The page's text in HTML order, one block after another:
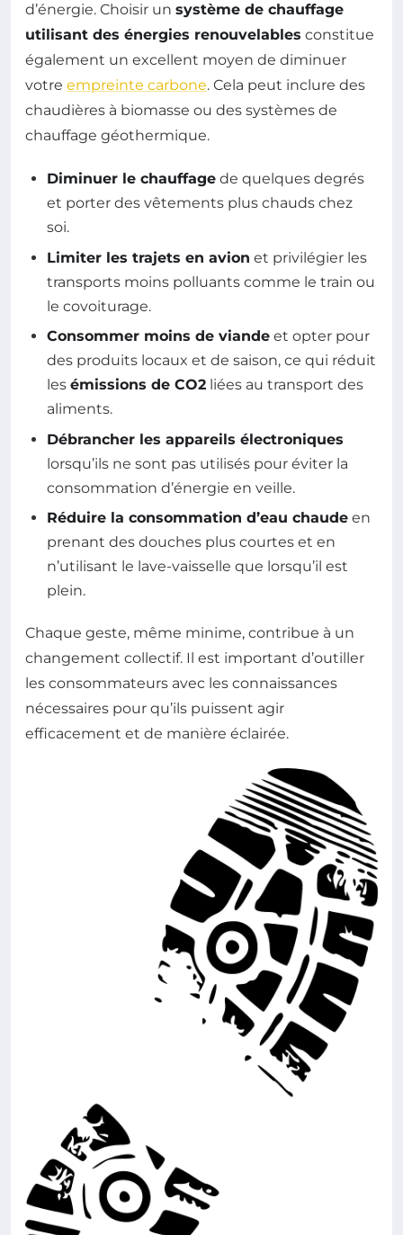
d’énergie. Choisir un système de chauffage
utilisant des énergies renouvelables constitue
également un excellent moyen de diminuer
votre empreinte carbone. Cela peut inclure des
chaudières à biomasse ou des systèmes de
chauffage géothermique.
Diminuer le chauffage de quelques degrés
et porter des vêtements plus chauds chez
soi.
Limiter les trajets en avion et privilégier les
transports moins polluants comme le train ou
le covoiturage.
Consommer moins de viande et opter pour
des produits locaux et de saison, ce qui réduit
les émissions de CO2 liées au transport des
aliments.
Débrancher les appareils électroniques
lorsqu’ils ne sont pas utilisés pour éviter la
consommation d’énergie en veille.
Réduire la consommation d’eau chaude en
prenant des douches plus courtes et en
n’utilisant le lave-vaisselle que lorsqu’il est
plein.
Chaque geste, même minime, contribue à un
changement collectif. Il est important d’outiller
les consommateurs avec les connaissances
nécessaires pour qu’ils puissent agir
efficacement et de manière éclairée.